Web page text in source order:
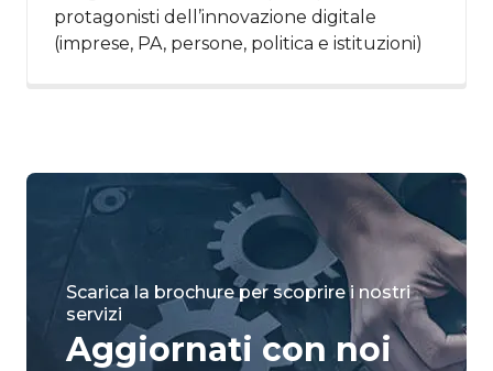
protagonisti dell’innovazione digitale
(imprese, PA, persone, politica e istituzioni)
Scarica la brochure per scoprire i nostri
servizi
Aggiornati con noi